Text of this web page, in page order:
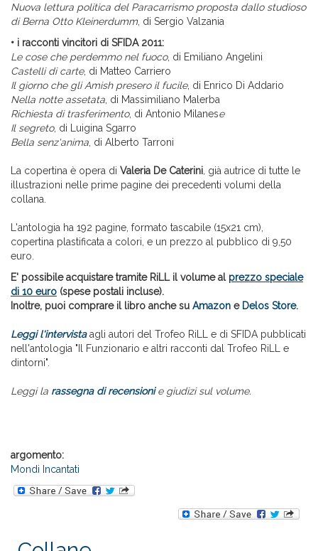
Nuova lettura politica del Paracarrismo proposta dallo studioso
di Berna Otto Kleinerdumm, di Sergio Valzania
• i racconti vincitori di SFIDA 2011:
Le cose che perdemmo nel fuoco, di Emiliano Angelini
Castelli di carte, di Matteo Carriero
Il giorno che gli Amish presero il fucile, di Enrico Di Addario
Nella notte assetata , di Massimiliano Malerba
Richiesta di trasferimento, di Antonio Milanese
Il segreto, di Luigina Sgarro
Bella senz'anima , di Alberto Tarroni
La copertina è opera di Valeria De Caterini, già autrice di tutte le
illustrazioni nelle prime pagine dei precedenti volumi della
collana.
L'antologia ha 192 pagine, formato tascabile (15x21 cm),
copertina plastificata a colori, e un prezzo al pubblico di 9,50
euro.
E' possibile acquistare tramite RiLL il volume al prezzo speciale
di 10 euro (spese postali incluse).
Inoltre, puoi comprare il libro anche su Amazon e Delos Store.
Leggi l'intervista agli autori del Trofeo RiLL e di SFIDA pubblicati
nell'antologia "Il Funzionario e altri racconti dal Trofeo RiLL e
dintorni".
Leggi la rassegna di recensionie giudizi sul volume.
argomento:
Mondi Incantati